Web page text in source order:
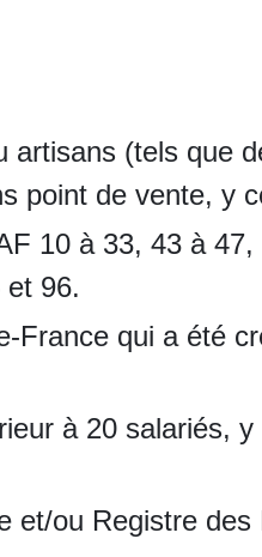
artisans (tels que
point de vente, y
10 à 33, 43 à
96.
France qui a été
à 20 salariés,
et/ou Registre des